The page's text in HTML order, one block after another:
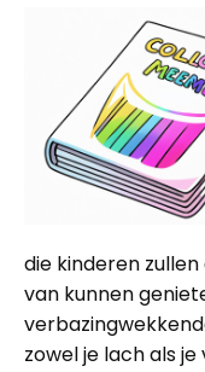
die kinderen
van kunnen
zowel je lach als